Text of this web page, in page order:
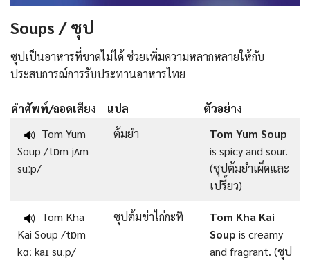
Soups / ซุป
ซุปเป็นอาหารที่ขาดไม่ได้ ช่วยเพิ่มความหลากหลายให้กับ
ประสบการณ์การรับประทานอาหารไทย
คำศัพท์/ถอดเสียง แปล
ตัวอย่าง
🔊 Tom Yum
Soup /tɒm jʌm
suːp/
ต้มยำ
Tom Yum Soup
is spicy and sour.
(ซุปต้มยำเผ็ดและ
เปรี้ยว)
🔊 Tom Kha
Kai Soup /tɒm
kɑː kaɪ suːp/
ซุปต้มข่าไก่กะทิ
Tom Kha Kai
Soup is creamy
and fragrant. (ซุป